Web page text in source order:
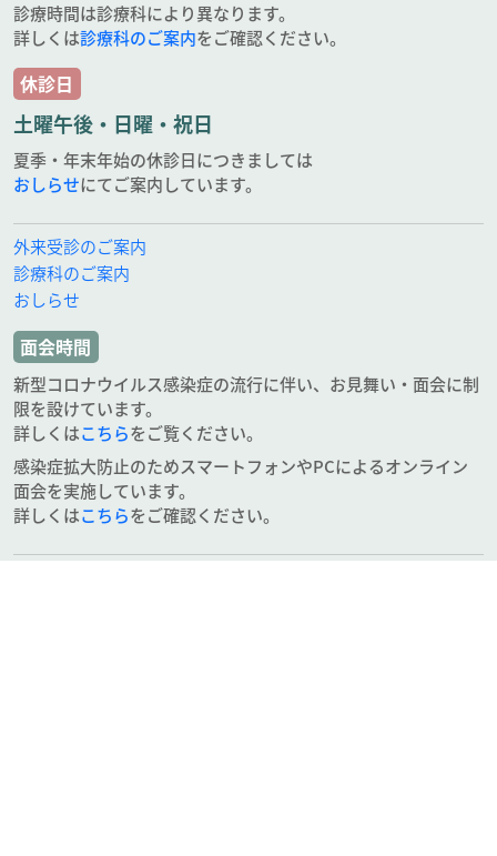
診療時間は診療科により異なります。
詳しくは診療科のご案内をご確認ください。
休診日
土曜午後・日曜・祝日
夏季・年末年始の休診日につきましては
おしらせにてご案内しています。
外来受診のご案内
診療科のご案内
おしらせ
面会時間
新型コロナウイルス感染症の流行に伴い、お見舞い・面会に制
限を設けています。
詳しくはこちらをご覧ください。
感染症拡大防止のためスマートフォンやPCによるオンライン
面会を実施しています。
詳しくはこちらをご確認ください。